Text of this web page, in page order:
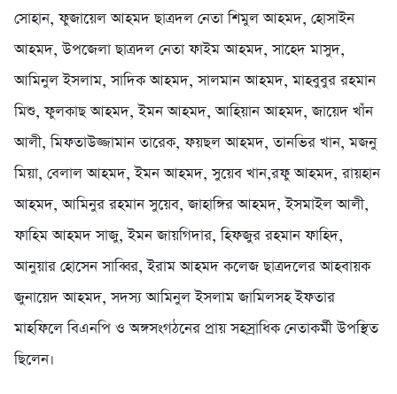
সোহান, ফুজায়েল আহমদ ছাত্রদল নেতা শিমুল আহমদ, হোসাইন
আহমদ, উপজেলা ছাত্রদল নেতা ফাইম আহমদ, সাহেদ মাসুদ,
আমিনুল ইসলাম, সাদিক আহমদ, সালমান আহমদ, মাহবুবুর রহমান
মিশু, ফুলকাছ আহমদ, ইমন আহমদ, আহিয়ান আহমদ, জায়েদ খাঁন
আলী, মিফতাউজ্জামান তারেক, ফয়ছল আহমদ, তানভির খান, মজনু
মিয়া, বেলাল আহমদ, ইমন আহমদ, সুয়েব খান,রফু আহমদ, রায়হান
আহমদ, আমিনুর রহমান সুয়েব, জাহাঙ্গির আহমদ, ইসমাইল আলী,
ফাহিম আহমদ সাজু, ইমন জায়গিদার, হিফজুর রহমান ফাহিদ,
আনুয়ার হোসেন সাব্বির, ইরাম আহমদ কলেজ ছাত্রদলের আহবায়ক
জুনায়েদ আহমদ, সদস্য আমিনুল ইসলাম জামিলসহ ইফতার
মাহফিলে বিএনপি ও অঙ্গসংগঠনের প্রায় সহস্রাধিক নেতাকর্মী উপস্থিত
ছিলেন।